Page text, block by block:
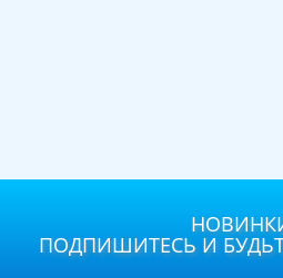
ПОДПИШИТЕСЬ И